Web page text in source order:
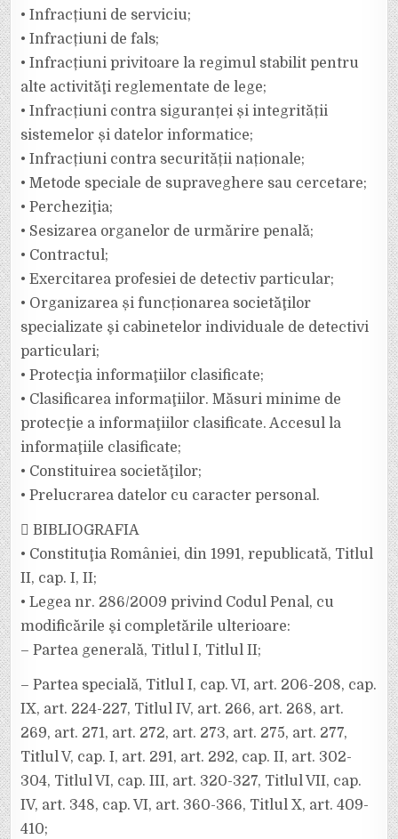
• Infracțiuni de serviciu;
• Infracțiuni de fals;
• Infracțiuni privitoare la regimul stabilit pentru
alte activităţi reglementate de lege;
• Infracțiuni contra siguranței și integrității
sistemelor și datelor informatice;
• Infracțiuni contra securității naționale;
• Metode speciale de supraveghere sau cercetare;
• Percheziţia;
• Sesizarea organelor de urmărire penală;
• Contractul;
• Exercitarea profesiei de detectiv particular;
• Organizarea și funcționarea societăţilor
specializate şi cabinetelor individuale de detectivi
particulari;
• Protecţia informaţiilor clasificate;
• Clasificarea informaţiilor. Măsuri minime de
protecţie a informaţiilor clasificate. Accesul la
informaţiile clasificate;
• Constituirea societăţilor;
• Prelucrarea datelor cu caracter personal.
 BIBLIOGRAFIA
• Constituţia României, din 1991, republicată, Titlul
II, cap. I, II;
• Legea nr. 286/2009 privind Codul Penal, cu
modificările şi completările ulterioare:
– Partea generală, Titlul I, Titlul II;
– Partea specială, Titlul I, cap. VI, art. 206-208, cap.
IX, art. 224-227, Titlul IV, art. 266, art. 268, art.
269, art. 271, art. 272, art. 273, art. 275, art. 277,
Titlul V, cap. I, art. 291, art. 292, cap. II, art. 302-
304, Titlul VI, cap. III, art. 320-327, Titlul VII, cap.
IV, art. 348, cap. VI, art. 360-366, Titlul X, art. 409-
410;